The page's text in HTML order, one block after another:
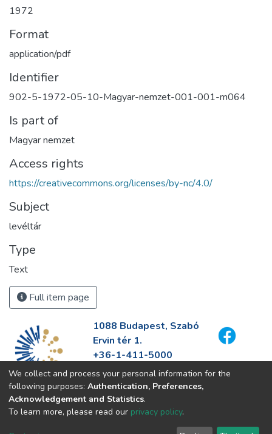
1972
Format
application/pdf
Identifier
902-5-1972-05-10-Magyar-nemzet-001-001-m064
Is part of
Magyar nemzet
Access rights
https://creativecommons.org/licenses/by-nc/4.0/
Subject
levéltár
Type
Text
Full item page
1088 Budapest, Szabó
Ervin tér 1.
+36-1-411-5000
info@fszek.hu
https://fszek.hu
We collect and process your personal information for the
following purposes: Authentication, Preferences,
Acknowledgement and Statistics.
To learn more, please read our privacy policy.